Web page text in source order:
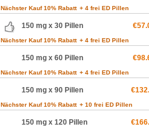
Nächster Kauf 10% Rabatt + 4 frei ED Pillen
150 mg x 30 Pillen
Nächster Kauf 10% Rabatt + 4 frei ED Pillen
150 mg x 60 Pillen
Nächster Kauf 10% Rabatt + 4 frei ED Pillen
150 mg x 90 Pillen
Nächster Kauf 10% Rabatt + 10 frei ED Pillen
150 mg x 120 Pillen